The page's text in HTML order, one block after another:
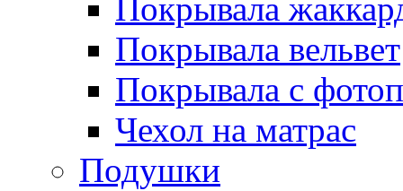
Покрывала
Покрывала вельвет
Покрывала с
Чехол на матрас
Подушки